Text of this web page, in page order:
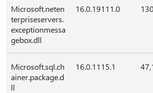
Microsoft.neten
terpriseservers.
exceptionmessa
gebox.dll
16.0.19111.0
Microsoft.sql.ch
ainer.package.d
ll
16.0.1115.1